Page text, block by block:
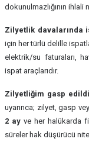
dokunulmazlığının
Zilyetlik davalarında
için her türlü delille
elektrik/su faturaları,
ispat araçlarıdır.
Zilyetliğim gasp
uyarınca; zilyet, gasp
2 ayve her halükarda
süreler hak düşürücü